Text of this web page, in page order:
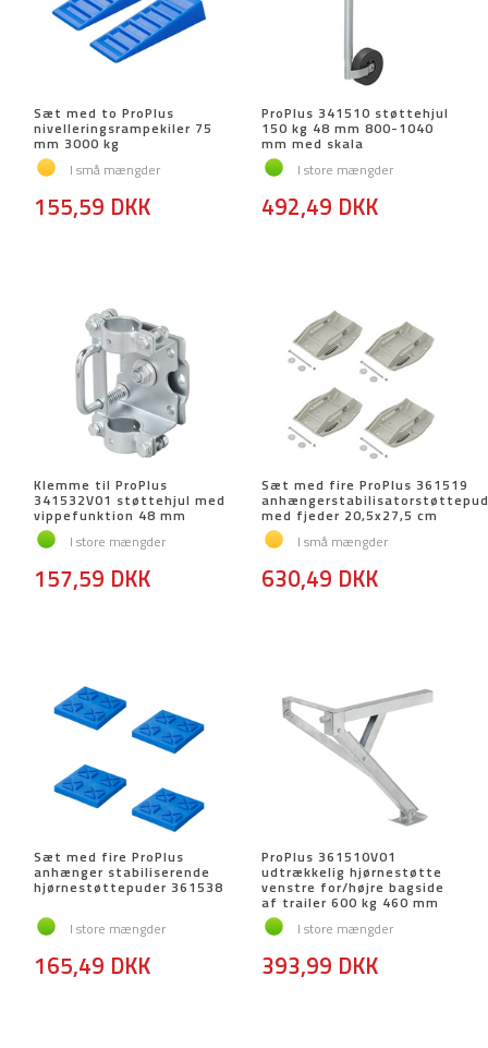
Sæt med to ProPlus
nivelleringsrampekiler 75
mm 3000 kg
I små mængder
155,59 DKK
ProPlus 341510 støttehjul
150 kg 48 mm 800-1040
mm med skala
I store mængder
492,49 DKK
Klemme til ProPlus
341532V01 støttehjul med
vippefunktion 48 mm
I store mængder
157,59 DKK
Sæt med fire ProPlus 361519
med fjeder 20,5x27,5 cm
I små mængder
630,49 DKK
Sæt med fire ProPlus
anhænger stabiliserende
hjørnestøttepuder 361538
I store mængder
165,49 DKK
ProPlus 361510V01
udtrækkelig hjørnestøtte
venstre for/højre bagside
af trailer 600 kg 460 mm
I store mængder
393,99 DKK